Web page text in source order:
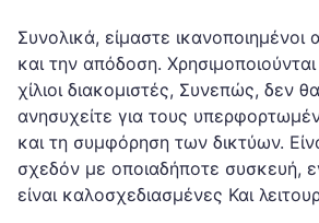
Συνολικά, είμαστε ικανοποιημένοι
και την απόδοση.
χίλιοι διακομιστές, Συνεπώς, δεν
ανησυχείτε για τους
και τη συμφόρηση των δικτύων.
σχεδόν με οποιαδήποτε συσκευή,
είναι καλοσχεδιασμένες Και